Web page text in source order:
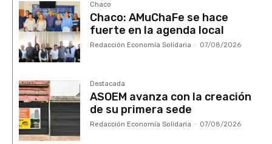
Chaco
Chaco: AMuChaFe se hace
fuerte en la agenda local
Redacción Economía Solidaria - 07/08/2026
Destacada
ASOEM avanza con la creación
de su primera sede
Redacción Economía Solidaria - 07/08/2026